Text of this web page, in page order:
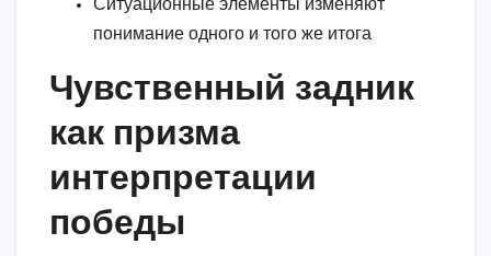
Ситуационные элементы изменяют
понимание одного и того же итога
Чувственный задник
как призма
интерпретации
победы